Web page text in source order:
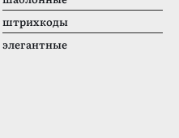
штрихкоды
элегантные